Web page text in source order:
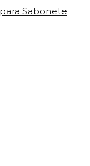
Sabonete